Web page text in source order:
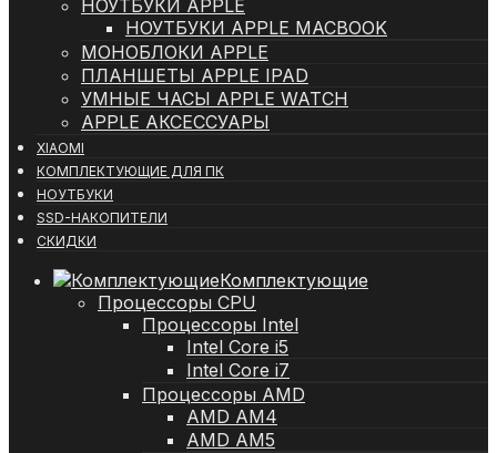
НОУТБУКИ APPLE
НОУТБУКИ APPLE MACBOOK
МОНОБЛОКИ APPLE
ПЛАНШЕТЫ APPLE IPAD
УМНЫЕ ЧАСЫ APPLE WATCH
APPLE АКСЕССУАРЫ
XIAOMI
КОМПЛЕКТУЮЩИЕ ДЛЯ ПК
НОУТБУКИ
SSD-НАКОПИТЕЛИ
СКИДКИ
Комплектующие
Процессоры CPU
Процессоры Intel
Intel Core i5
Intel Core i7
Процессоры AMD
AMD AM4
AMD AM5